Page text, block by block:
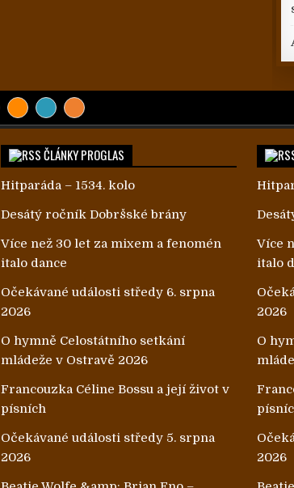
ČLÁNKY PROGLAS
Hitparáda – 1534. kolo
Desátý ročník Dobršské brány
Více než 30 let za mixem a fenomén
italo dance
Očekávané události středy 6. srpna
2026
O hymně Celostátního setkání
mládeže v Ostravě 2026
Francouzka Céline Bossu a její život v
písních
Očekávané události středy 5. srpna
2026
Více
italo
2026
O
2026